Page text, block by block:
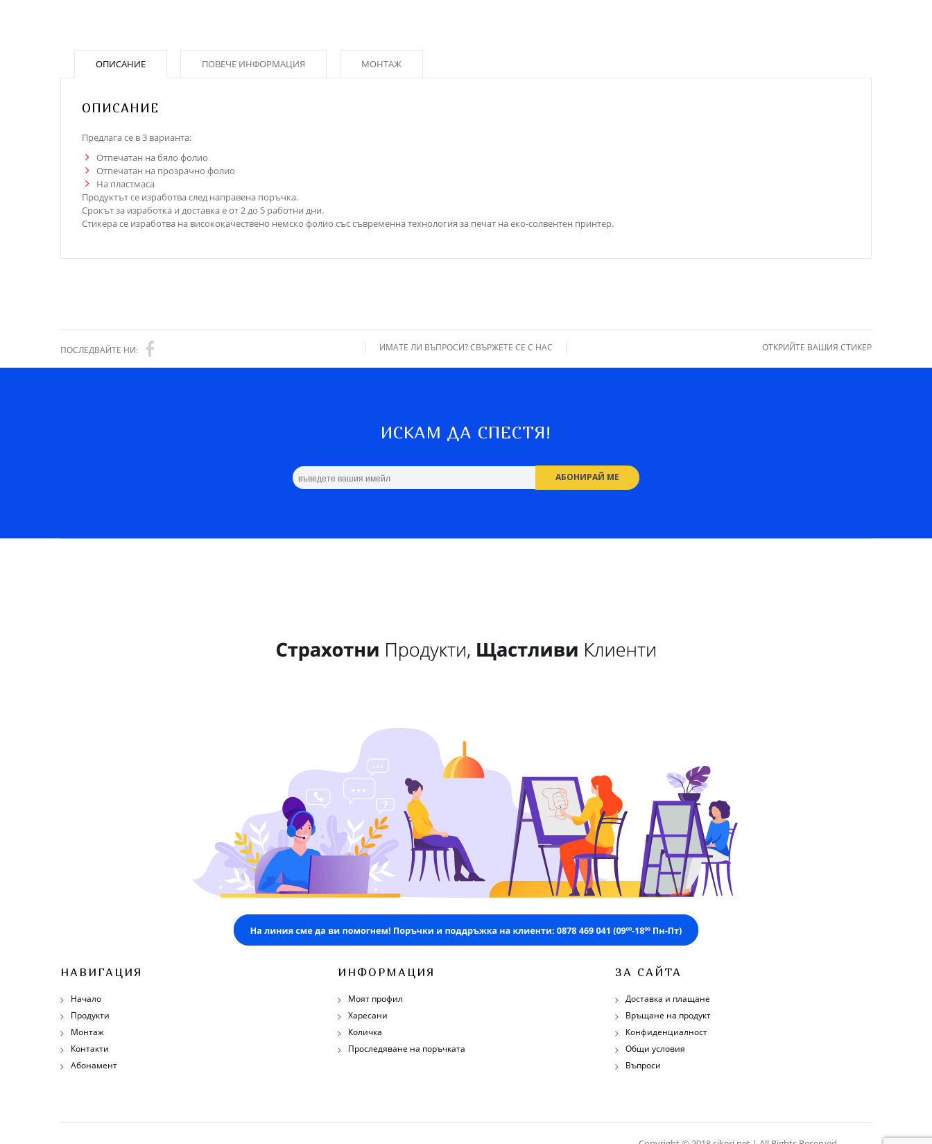
ОПИСАНИЕ
ОПИСАНИЕ
Предлага се в 3 варианта:
Отпечатан на бяло фолио
Отпечатан на прозрачно фолио
На пластмаса
Продуктът се изработва след направена поръчка.
Срокът за изработка и доставка е от 2 до 5 работни дни.
Стикера се изработва на висококачествено немско фолио със съвременна технология за печат на еко-солвентен принтер.
ПОВЕЧЕ ИНФОРМАЦИЯ МОНТАЖ
ПОСЛЕДВАЙТЕ НИ: ИМАТЕ ЛИ ВЪПРОСИ? СВЪРЖЕТЕ СЕ С НАС ОТКРИЙТЕ ВАШИЯ СТИКЕР
ИСКАМ ДА СПЕСТЯ!
НАВИГАЦИЯ
Начало
Продукти
Монтаж
Контакти
Абонамент
ИНФОРМАЦИЯ
Моят профил
Харесани
Количка
Проследяване на поръчката
ЗА САЙТА
Доставка и плащане
Връщане на продукт
Конфиденциалност
Общи условия
Въпроси